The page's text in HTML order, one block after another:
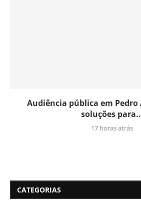
Audiência pública em Pedro
soluções
17 horas atrás
CATEGORIAS